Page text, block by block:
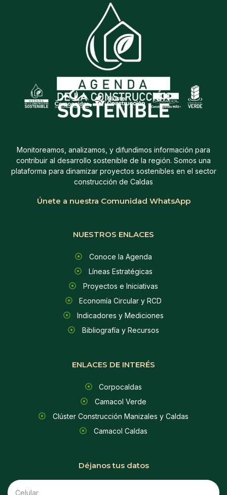
Monitoreamos, analizamos, y difundimos información para
contribuir al desarrollo sostenible de la región. Somos una
plataforma para dinamizar proyectos sostenibles en el sector
construcción de Caldas
Únete a nuestra Comunidad WhatsApp
NUESTROS ENLACES
Conoce la Agenda
Líneas Estratégicas
Proyectos e Iniciativas
Economía Circular y RCD
Indicadores y Mediciones
Bibliografía y Recursos
ENLACES DE INTERÉS
Corpocaldas
Camacol Verde
Clúster Construcción Manizales y Caldas
Camacol Caldas
Déjanos tus datos